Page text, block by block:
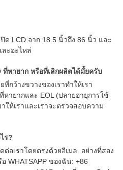
ด LCD จาก 18.5 นิ้วถึง 86 นิ้ว และ
ะอะไหล่
หายาก หรือที่เลิกผลิตได้มั้ยครับ
กว้างขวางของเราทําให้เรา
ายากและ EOL (ปลายอายุการใช้
ให้เราและเราจะตรวจสอบความ
ร?
อเราโดยตรงด้วยอีเมล. อย่างที่สอง
WHATSAPP ของฉัน: +86